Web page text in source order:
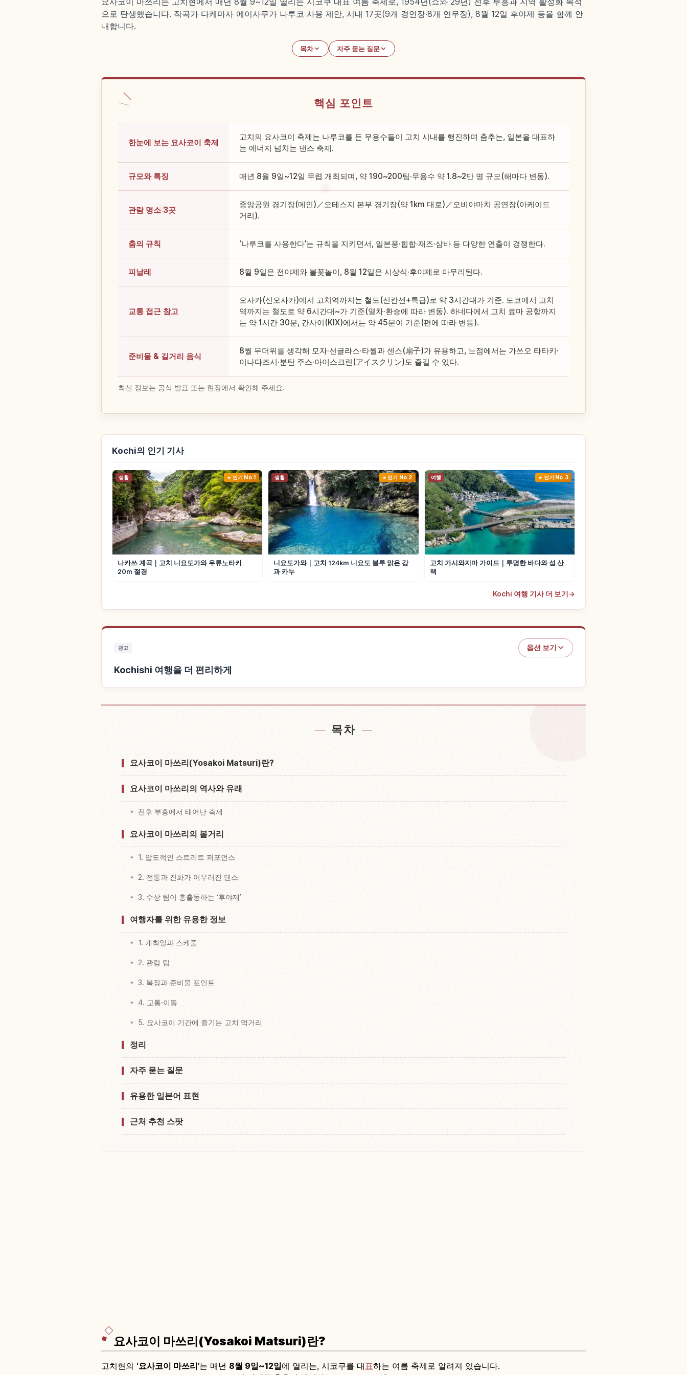
으로 탄생했습니다. 작곡가 다케마사 에이사쿠가 나루코 사용 제안, 시내 17곳(9개 경연장·8개 연무장), 8월 12일 후야제 등을 함께 안
내합니다.
목차 자주 묻는 질문
핵심 포인트
한눈에 보는 요사코이 축제
고치의 요사코이 축제는 나루코를 든 무용수들이 고치 시내를 행진하며 춤추는, 일본을 대표하
는 에너지 넘치는 댄스 축제.
규모와 특징 매년 8월 9일~12일 무렵 개최되며, 약 190~200팀·무용수 약 1.8~2만 명 규모(해마다 변동).
관람 명소 3곳
중앙공원 경기장(메인)／오테스지 본부 경기장(약 1km 대로)／오비야마치 공연장(아케이드
거리).
춤의 규칙 ‘나루코를 사용한다’는 규칙을 지키면서, 일본풍·힙합·재즈·삼바 등 다양한 연출이 경쟁한다.
피날레 8월 9일은 전야제와 불꽃놀이, 8월 12일은 시상식·후야제로 마무리된다.
교통 접근 참고
오사카(신오사카)에서 고치역까지는 철도(신칸센+특급)로 약 3시간대가 기준. 도쿄에서 고치
역까지는 철도로 약 6시간대~가 기준(열차·환승에 따라 변동). 하네다에서 고치 료마 공항까지
는 약 1시간 30분, 간사이(KIX)에서는 약 45분이 기준(편에 따라 변동).
준비물 & 길거리 음식
8월 무더위를 생각해 모자·선글라스·타월과 센스(扇子)가 유용하고, 노점에서는 가쓰오 타타키·
이나다즈시·분탄 주스·아이스크린(アイスクリン)도 즐길 수 있다.
최신 정보는 공식 발표 또는 현장에서 확인해 주세요.
Kochi의 인기 기사
생활 인기 No.1
나카쓰 계곡｜고치 니요도가와 우류노타키
20m 절경
생활 인기 No.2
니요도가와｜고치 124km 니요도 블루 맑은 강
과 카누
여행 인기 No.3
고치 가시와지마 가이드｜투명한 바다와 섬 산
책
Kochi 여행 기사 더 보기 →
광고 옵션 보기
Kochishi 여행을 더 편리하게
목차
요사코이 마쓰리(Yosakoi Matsuri)란?
요사코이 마쓰리의 역사와 유래
전후 부흥에서 태어난 축제
요사코이 마쓰리의 볼거리
1. 압도적인 스트리트 퍼포먼스
2. 전통과 진화가 어우러진 댄스
3. 수상 팀이 총출동하는 ‘후야제’
여행자를 위한 유용한 정보
1. 개최일과 스케줄
2. 관람 팁
3. 복장과 준비물 포인트
4. 교통·이동
5. 요사코이 기간에 즐기는 고치 먹거리
정리
자주 묻는 질문
유용한 일본어 표현
근처 추천 스팟
요사코이 마쓰리(Yosakoi Matsuri)란?
고치현의 ‘요사코이 마쓰리’는 매년 8월 9일~12일에 열리는, 시코쿠를 대 표하는 여름 축제로 알려져 있습니다.